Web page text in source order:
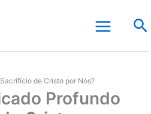
de Cristo por Nós?
Profundo